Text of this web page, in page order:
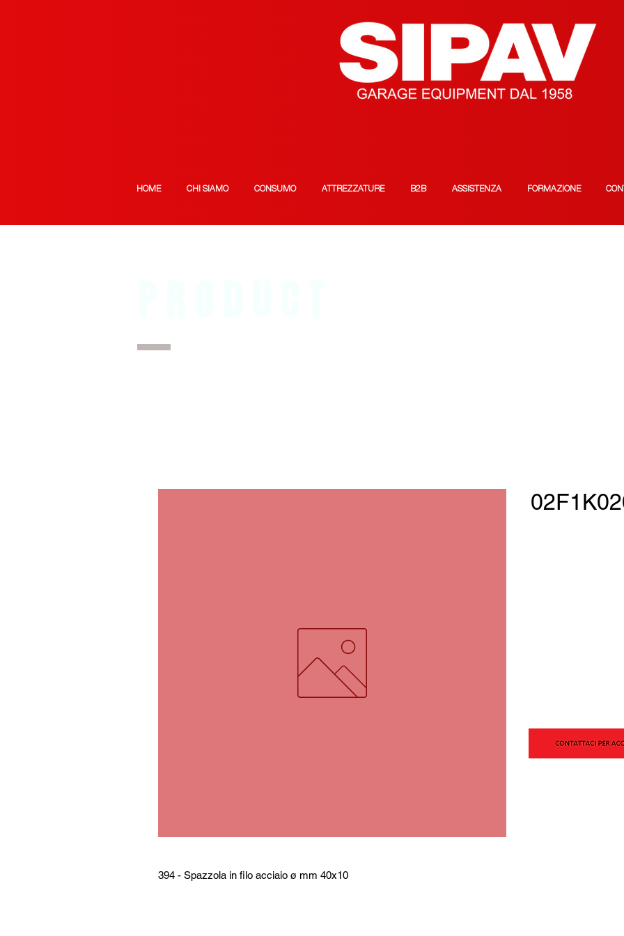
HOME CHI SIAMO CONSUMO ATTREZZATURE B2B ASSISTENZA FORMAZIONE
394 - Spazzola in filo acciaio ø mm 40x10